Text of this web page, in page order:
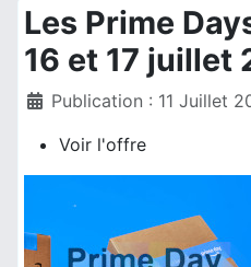
Les Prime
16 et 17 juillet
DétailsPublication : 11 Juillet
Voir l'offre